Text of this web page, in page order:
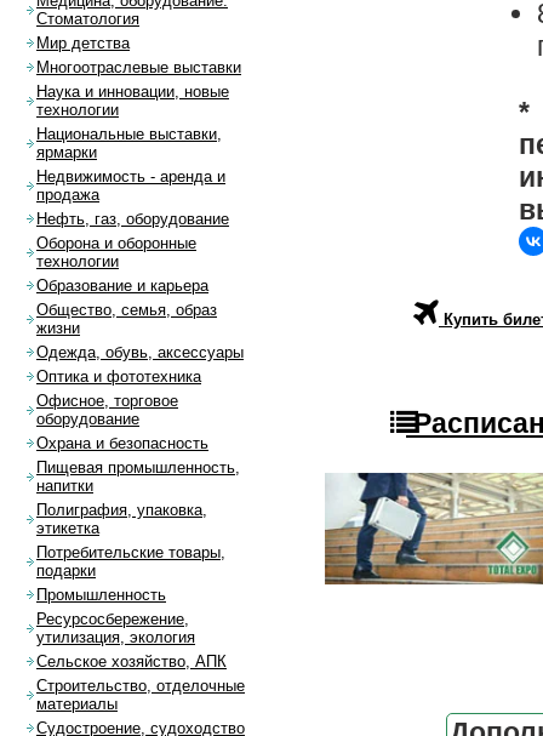
*
Купить
Стоматология
Мир детства
Многоотраслевые выставки
Наука и инновации, новые
технологии
Национальные выставки,
ярмарки
Недвижимость - аренда и
продажа
Нефть, газ, оборудование
Оборона и оборонные
технологии
Образование и карьера
Общество, семья, образ
жизни
Одежда, обувь, аксессуары
Оптика и фототехника
Офисное, торговое
оборудование
Охрана и безопасность
Пищевая промышленность,
напитки
Полиграфия, упаковка,
этикетка
Потребительские товары,
подарки
Промышленность
Ресурсосбережение,
утилизация, экология
Сельское хозяйство, АПК
Строительство, отделочные
материалы
Судостроение, судоходство